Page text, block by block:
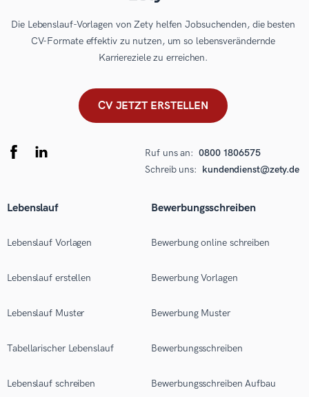
Die Lebenslauf-Vorlagen von Zety helfen Jobsuchenden, die besten
CV-Formate effektiv zu nutzen, um so lebensverändernde
Karriereziele zu erreichen.
CV JETZT ERSTELLEN
Ruf uns an: 0800 1806575
Schreib uns: kundendienst@zety.de
Lebenslauf
Lebenslauf Vorlagen
Lebenslauf erstellen
Lebenslauf Muster
Tabellarischer Lebenslauf
Lebenslauf schreiben
Bewerbungsschreiben
Bewerbung online schreiben
Bewerbung Vorlagen
Bewerbung Muster
Bewerbungsschreiben
Bewerbungsschreiben Aufbau